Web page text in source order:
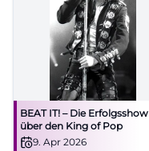
BEAT IT! – Die Erfolgsshow
über den King of Pop
9. Apr 2026